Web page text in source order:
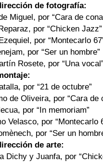
de fotografía:
Miguel, por “Cara de
por “Chicken Jazz”
por “Montecarlo
por “Ser un hombre”
Rosete, por “Una vocal”
por “21 de octubre”
de Oliveira, por “Cara de
por “In memoriam”
Velasco, por “Montecarlo
por “Ser un
de arte:
Dichy y Juanfa, por